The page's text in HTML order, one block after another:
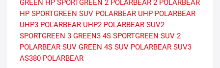
GREEN HP SPORTGREEN 2 POLARBEAR 2 POLARBEAR
HP SPORTGREEN SUV POLARBEAR UHP POLARBEAR
UHP3 POLARBEAR UHP2 POLARBEAR SUV2
SPORTGREEN 3 GREEN3 4S SPORTGREEN SUV 2
POLARBEAR SUV GREEN 4S SUV POLARBEAR SUV3
AS380 POLARBEAR